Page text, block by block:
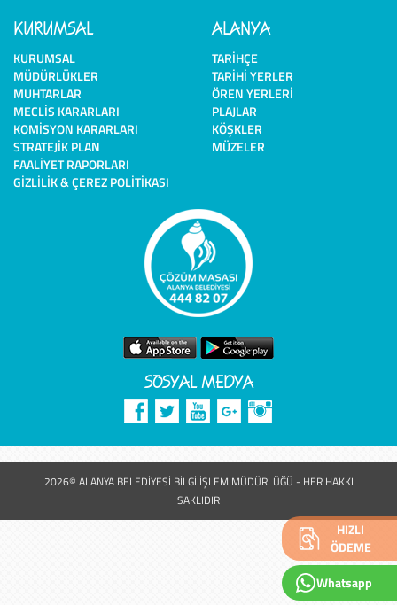
HIZLI
ÖDEME
Whatsapp
KURUMSAL
KURUMSAL
MÜDÜRLÜKLER
MUHTARLAR
MECLIS KARARLARI
KOMISYON KARARLARI
STRATEJIK PLAN
FAALIYET RAPORLARI
GIZLILIK & ÇEREZ POLITIKASI
ALANYA
TARIHÇE
TARIHI YERLER
ÖREN YERLERI
PLAJLAR
KÖŞKLER
MÜZELER
SOSYAL MEDYA
2026© ALANYA BELEDİYESİ BİLGİ İŞLEM MÜDÜRLÜĞÜ - HER HAKKI
SAKLIDIR